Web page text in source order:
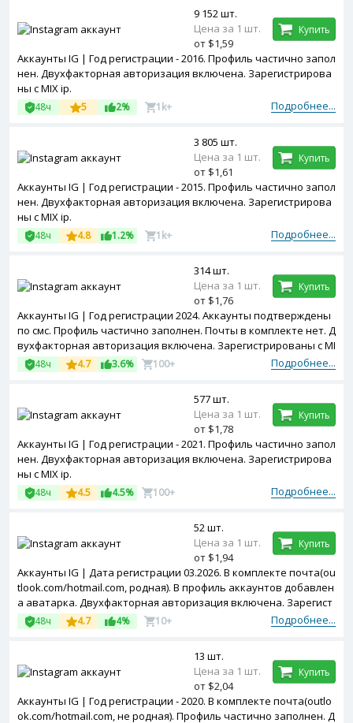
Аккаунты IG | Год регистрации - 2016. Профиль частично запол
нен. Двухфакторная авторизация включена. Зарегистрирова
ны с MIX ip.
Подробнее...
48ч 5 2% 1k+
9 152 шт.
Цена за 1 шт.
от $1,59
Купить
Аккаунты IG | Год регистрации - 2015. Профиль частично запол
нен. Двухфакторная авторизация включена. Зарегистрирова
ны с MIX ip.
Подробнее...
48ч 4.8 1.2% 1k+
3 805 шт.
Цена за 1 шт.
от $1,61
Купить
Аккаунты IG | Год регистрации 2024. Аккаунты подтверждены
по смс. Профиль частично заполнен. Почты в комплекте нет. Д
вухфакторная авторизация включена. Зарегистрированы с MI
X ip.
Подробнее...
48ч 4.7 3.6% 100+
314 шт.
Цена за 1 шт.
от $1,76
Купить
Аккаунты IG | Год регистрации - 2021. Профиль частично запол
нен. Двухфакторная авторизация включена. Зарегистрирова
ны с MIX ip.
Подробнее...
48ч 4.5 4.5% 100+
577 шт.
Цена за 1 шт.
от $1,78
Купить
Аккаунты IG | Дата регистрации 03.2026. В комплекте почта(ou
tlook.com/hotmail.com, родная). В профиль аккаунтов добавлен
а аватарка. Двухфакторная авторизация включена. Зарегист
рированы с USA ip.
Подробнее...
48ч 4.7 4% 10+
52 шт.
Цена за 1 шт.
от $1,94
Купить
Аккаунты IG | Год регистрации - 2020. В комплекте почта(outlo
ok.com/hotmail.com, не родная). Профиль частично заполнен. Д
13 шт.
Цена за 1 шт.
от $2,04
Купить